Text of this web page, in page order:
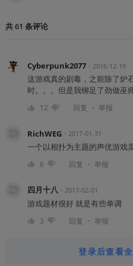
共61 条评论
Cyberpunk2077・ 2016-12-19
这游戏真的剧毒，之前除了炉
时。。。但是我铆足了劲做巫
12 回复 ・ 举报
RichWEG・ 2017-01-31
一个以相扑为主题的声优游戏
6 回复 ・ 举报
四月十八 ・ 2017-02-01
游戏题材很好 就是有些单调
3 回复 ・ 举报
登录后查看